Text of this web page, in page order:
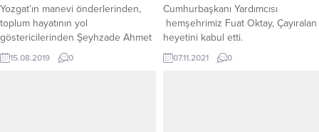
Yozgat’ın manevi önderlerinden,
toplum hayatının yol
göstericilerinden Şeyhzade Ahmet
Efendi’nin talebesi Emekli Müftü
Halil İpek Hoca Efendi, vefatının
15.08.2019 0
Cumhurbaşkanı Yardımcısı
hemşehrimiz Fuat Oktay, Çayıralan
heyetini kabul etti.
07.11.2021 0